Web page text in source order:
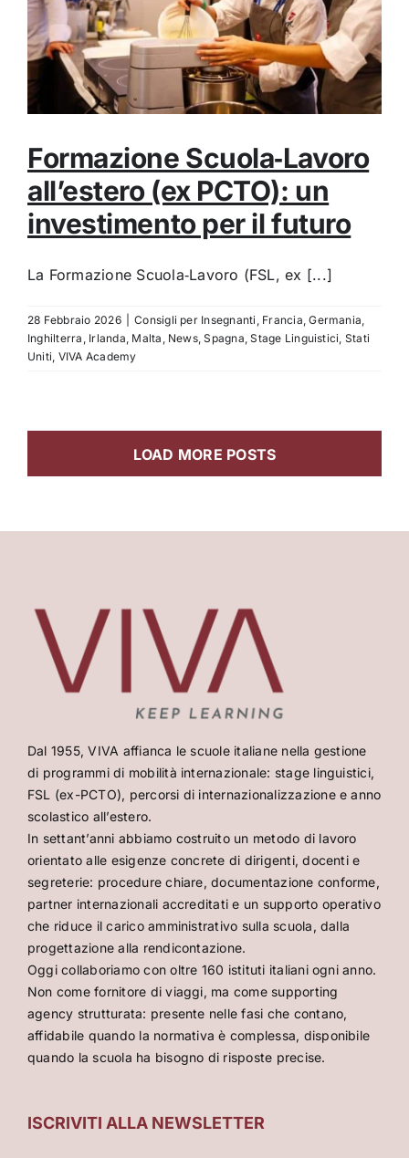
Formazione Scuola‑Lavoro
all’estero (ex PCTO): un
investimento per il futuro
La Formazione Scuola‑Lavoro (FSL, ex [...]
28 Febbraio 2026 Consigli per Insegnanti Francia ,Germania
Inghilterra Irlanda Malta News,Spagna ,Stage Linguistici Stati
Uniti VIVA Academy
LOAD MORE POSTS
Dal 1955, VIVA affianca le scuole italiane nella gestione
di programmi di mobilità internazionale: stage linguistici,
FSL (ex-PCTO), percorsi di internazionalizzazione e anno
scolastico all’estero.
In settant’anni abbiamo costruito un metodo di lavoro
orientato alle esigenze concrete di dirigenti, docenti e
segreterie: procedure chiare, documentazione conforme,
partner internazionali accreditati e un supporto operativo
che riduce il carico amministrativo sulla scuola, dalla
progettazione alla rendicontazione.
Oggi collaboriamo con oltre 160 istituti italiani ogni anno.
Non come fornitore di viaggi, ma come supporting
agency strutturata: presente nelle fasi che contano,
affidabile quando la normativa è complessa, disponibile
quando la scuola ha bisogno di risposte precise.
ISCRIVITI ALLA NEWSLETTER